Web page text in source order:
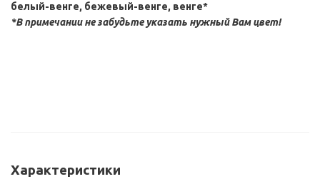
белый-венге, бежевый-венге, венге*
*В примечании не забудьте указать нужный Вамцвет!
Характеристики